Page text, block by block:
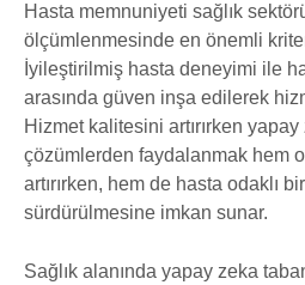
Hasta memnuniyeti sağlık
ölçümlenmesinde en önemli
İyileştirilmiş hasta deneyimi ile
arasında güven inşa edilerek
Hizmet kalitesini artırırken
çözümlerden faydalanmak hem
artırırken, hem de hasta odaklı
sürdürülmesine imkan sunar.
Sağlık alanında yapay zeka